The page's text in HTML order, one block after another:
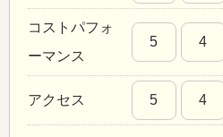
コストパフォ
ーマンス
5 4
アクセス 5 4